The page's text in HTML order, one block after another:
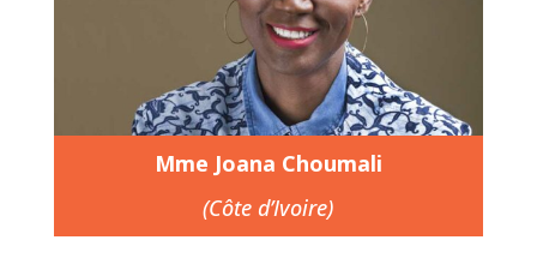
Mme Joana Choumali
(Côte d’Ivoire)